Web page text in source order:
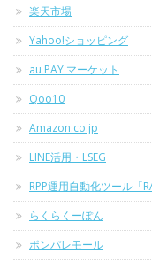
楽天市場
Yahoo!ショッピング
au PAY マーケット
Qoo10
Amazon.co.jp
LINE活用・LSEG
RPP運用自動化ツール「
らくらくーぽん
ポンパレモール